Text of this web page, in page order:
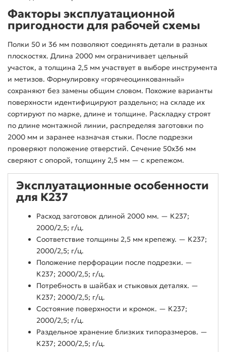
Факторы эксплуатационной
пригодности для рабочей схемы
Полки 50 и 36 мм позволяют соединять детали в разных
плоскостях. Длина 2000 мм ограничивает цельный
участок, а толщина 2,5 мм участвует в выборе инструмента
и метизов. Формулировку «горячеоцинкованный»
сохраняют без замены общим словом. Похожие варианты
поверхности идентифицируют раздельно; на складе их
сортируют по марке, длине и толщине. Раскладку строят
по длине монтажной линии, распределяя заготовки по
2000 мм и заранее назначая стыки. После подрезки
проверяют положение отверстий. Сечение 50x36 мм
сверяют с опорой, толщину 2,5 мм — с крепежом.
Эксплуатационные особенности
для К237
Расход заготовок длиной 2000 мм. — К237;
2000/2,5; г/ц.
Соответствие толщины 2,5 мм крепежу. — К237;
2000/2,5; г/ц.
Положение перфорации после подрезки. —
К237; 2000/2,5; г/ц.
Потребность в шайбах и стыковых деталях. —
К237; 2000/2,5; г/ц.
Состояние поверхности и кромок. — К237;
2000/2,5; г/ц.
Раздельное хранение близких типоразмеров. —
К237; 2000/2,5; г/ц.